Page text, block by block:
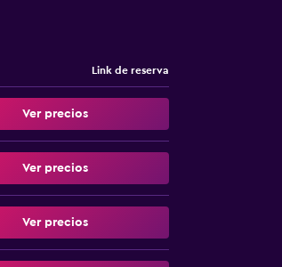
Link de reserva
Ver precios
Ver precios
Ver precios